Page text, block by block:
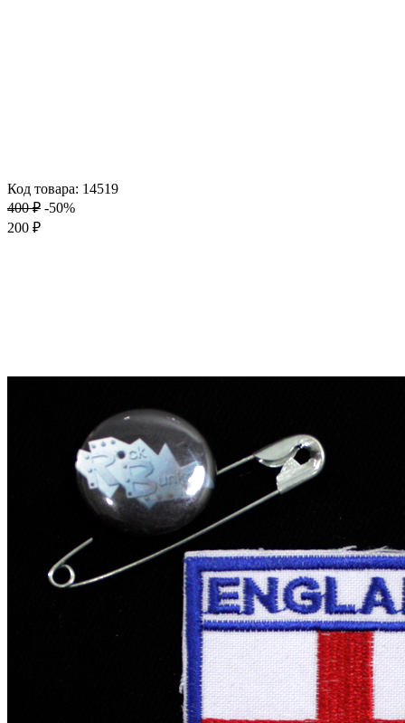
Код товара: 14519
400 ₽ -50%
200 ₽